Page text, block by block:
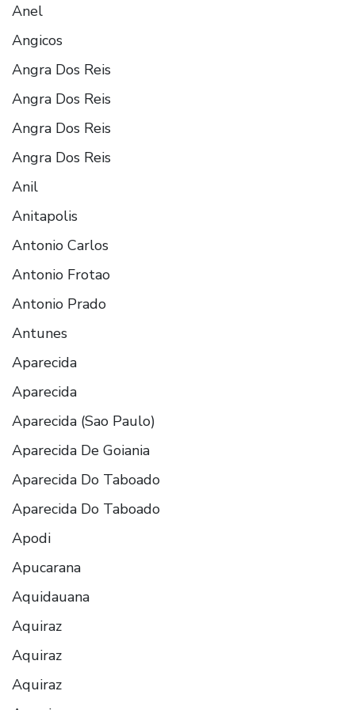
Anel
Angicos
Angra Dos Reis
Angra Dos Reis
Angra Dos Reis
Angra Dos Reis
Anil
Anitapolis
Antonio Carlos
Antonio Frotao
Antonio Prado
Antunes
Aparecida
Aparecida
Aparecida (Sao Paulo)
Aparecida De Goiania
Aparecida Do Taboado
Aparecida Do Taboado
Apodi
Apucarana
Aquidauana
Aquiraz
Aquiraz
Aquiraz